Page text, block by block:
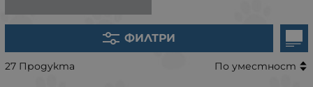
ФИЛТРИ
27 Продукта По уместност